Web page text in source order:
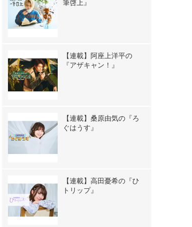
筆啓上』
【連載】阿座上洋平の
『アザキャン！』
【連載】桑原由気の『ろ
ぐはうす』
【連載】高田憂希の『ひ
トリップ』